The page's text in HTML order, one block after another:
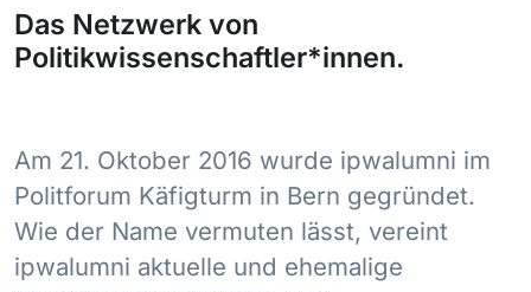
Das Netzwerk von
Politikwissenschaftler*innen.
Am 21. Oktober 2016 wurde ipwalumni im
Politforum Käfigturm in Bern gegründet.
Wie der Name vermuten lässt, vereint
ipwalumni aktuelle und ehemalige